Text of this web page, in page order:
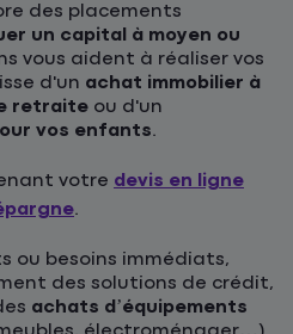
des placements
un capital à moyen ou
vous aident à réaliser vos
d'un achat immobilier à
retraite ou d'un
vos enfants.
votre devis en ligne
.
ou besoins immédiats,
des solutions de crédit,
achats d’équipements